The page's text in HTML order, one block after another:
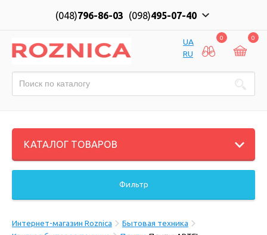
(048)796-86-03 (098)495-07-40
UA
RU
0 0
КАТАЛОГ ТОВАРОВ
Фильтр
Интернет-магазин Roznica
Бытовая техника